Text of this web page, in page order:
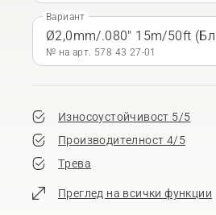
Вариант
Ø2,0mm/.080" 15m/50ft
№ на арт. 578 43 27‑01
Износоустойчивост 5/5
Производителност 4/5
Трева
Преглед на всички функции